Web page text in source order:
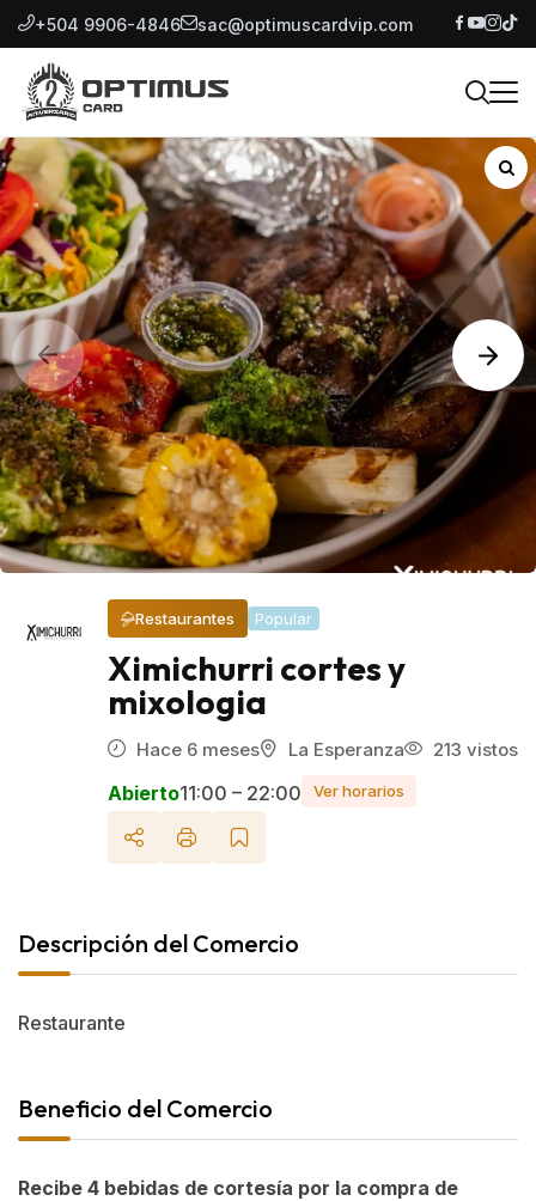
+504 9906-4846 sac@optimuscardvip.com
Restaurantes Popular
Ximichurri cortes y
mixologia
Hace 6 meses La Esperanza 213 vistos
Abierto11:00 – 22:00 Ver horarios
Descripción del Comercio
Restaurante
Beneficio del Comercio
Recibe 4 bebidas de cortesía por la compra de